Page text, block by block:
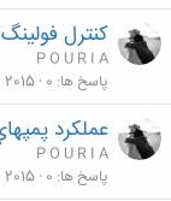
كنترل
P O U R I A
پاسخ ها 0
عملكرد
P O U R I A
پاسخ ها 0